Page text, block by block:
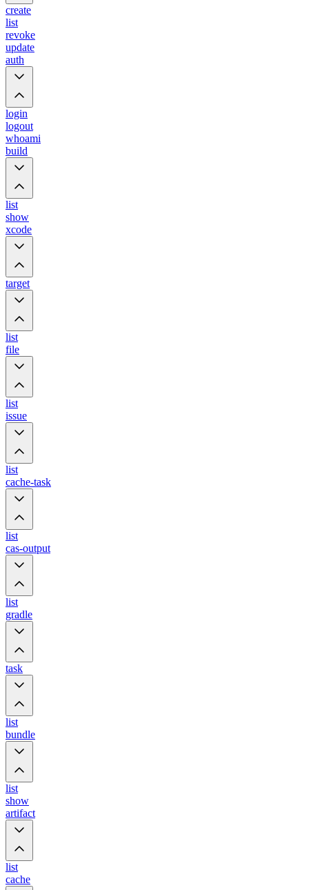
create
list
revoke
update
auth
login
logout
whoami
build
list
show
xcode
target
list
file
list
issue
list
cache-task
list
cas-output
list
gradle
task
list
bundle
list
show
artifact
list
cache